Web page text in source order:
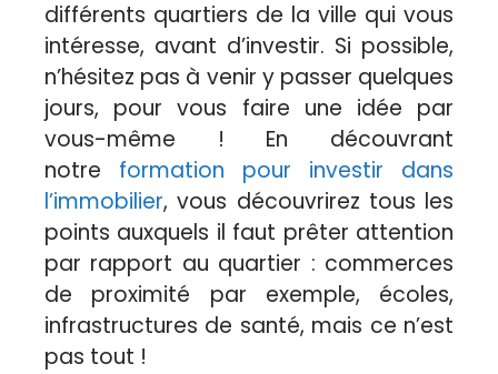
différents quartiers de la ville qui vous
intéresse, avant d’investir. Si possible,
n’hésitez pas à venir y passer quelques
jours, pour vous faire une idée par
vous-même ! En découvrant
notre formation pour investir dans
l’immobilier, vous découvrirez tous les
points auxquels il faut prêter attention
par rapport au quartier : commerces
de proximité par exemple, écoles,
infrastructures de santé, mais ce n’est
pas tout !